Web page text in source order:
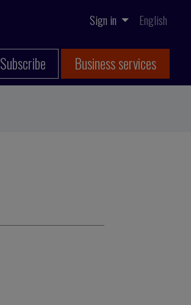
Sign in English
Subscribe Business services